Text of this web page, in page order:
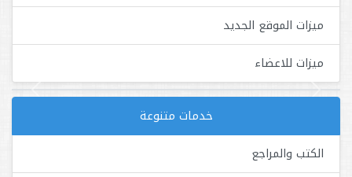
ميزات الموقع الجديد
ميزات للاعضاء
Previous
Next
خدمات متنوعة
الكتب والمراجع